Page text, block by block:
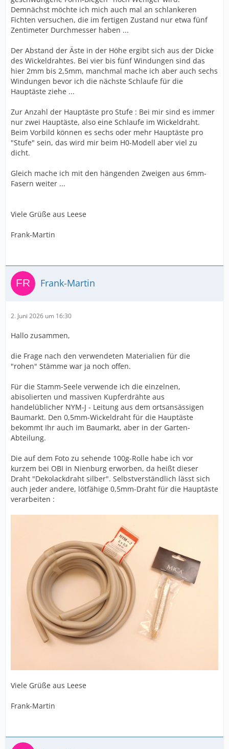
Demnächst möchte ich mich auch mal an schlankeren
Fichten versuchen, die im fertigen Zustand nur etwa fünf
Zentimeter Durchmesser haben ...
Der Abstand der Äste in der Höhe ergibt sich aus der Dicke
des Wickeldrahtes. Bei vier bis fünf Windungen sind das
hier 2mm bis 2,5mm, manchmal mache ich aber auch sechs
Windungen bevor ich die nächste Schlaufe für die
Hauptäste ziehe ...
Zur Anzahl der Hauptäste pro Stufe : Bei mir sind es immer
nur zwei Hauptäste, also eine Schlaufe im Wickeldraht.
Beim Vorbild können es sechs oder mehr Hauptäste pro
"Stufe" sein, das wird mir beim H0-Modell aber viel zu
dicht.
Gleich mache ich mit den hängenden Zweigen aus 6mm-
Fasern weiter ...
Viele Grüße aus Leese
Frank-Martin
Frank-Martin
2. Juni 2026 um 16:30
Hallo zusammen,
die Frage nach den verwendeten Materialien für die
"rohen" Stämme war ja noch offen.
Für die Stamm-Seele verwende ich die einzelnen,
abisolierten und massiven Kupferdrähte aus
handelüblicher NYM-J - Leitung aus dem ortsansässigen
Baumarkt. Den 0,5mm-Wickeldraht für die Hauptäste
bekommt Ihr auch im Baumarkt, aber in der Garten-
Abteilung.
Die auf dem Foto zu sehende 100g-Rolle habe ich vor
kurzem bei OBI in Nienburg erworben, da heißt dieser
Draht "Dekolackdraht silber". Selbstverständlich lässt sich
auch jeder andere, lötfähige 0,5mm-Draht für die Hauptäste
verarbeiten :
Viele Grüße aus Leese
Frank-Martin